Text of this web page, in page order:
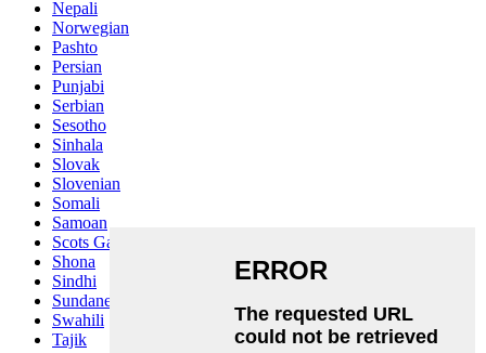
Nepali
Norwegian
Pashto
Persian
Punjabi
Serbian
Sesotho
Sinhala
Slovak
Slovenian
Somali
Samoan
Scots Gaelic
Shona
Sindhi
Sundanese
Swahili
Tajik